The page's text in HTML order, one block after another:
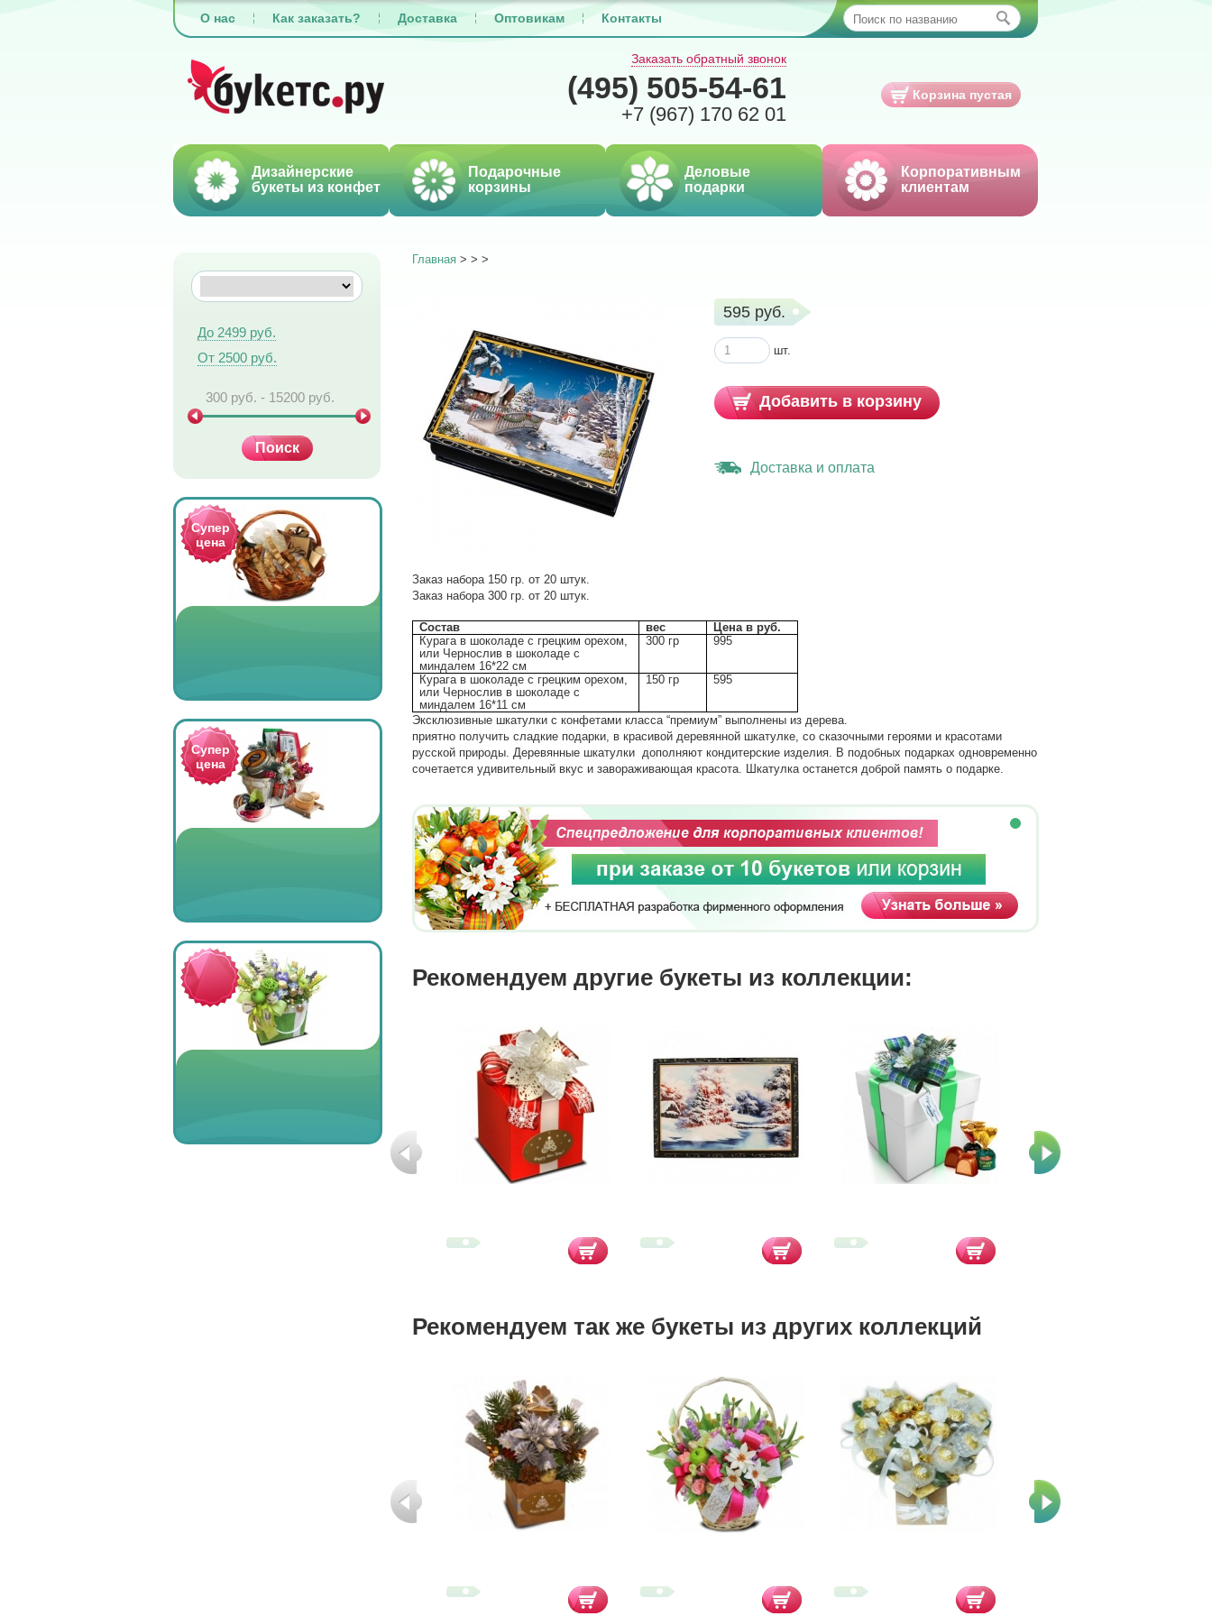
О нас Как заказать? Доставка Оптовикам Контакты
Заказать обратный звонок
(495) 505-54-61
+7 (967) 170 62 01
Корзина пустая
Дизайнерские
букеты из конфет
Подарочные
корзины
Деловые
подарки
Корпоративным
клиентам
До 2499 руб.
От 2500 руб.
Супер
цена
Супер
цена
Главная > > >
595 руб.
шт.
Добавить в корзину
Доставка и оплата
Заказ набора 150 гр. от 20 штук.
Заказ набора 300 гр. от 20 штук.
Состав вес
Цена в руб.
Курага в шоколаде с грецким орехом,
или Чернослив в шоколаде с
миндалем 16*22 см
300 гр 995
Курага в шоколаде с грецким орехом,
или Чернослив в шоколаде с
миндалем 16*11 см
150 гр 595
Эксклюзивные шкатулки с конфетами класса “премиум” выполнены из дерева.
приятно получить сладкие подарки, в красивой деревянной шкатулке, со сказочными героями и красотами
русской природы. Деревянные шкатулки дополняют кондитерские изделия. В подобных подарках одновременно
сочетается удивительный вкус и завораживающая красота. Шкатулка останется доброй память о подарке.
Рекомендуем другие букеты из коллекции:
Рекомендуем так же букеты из других коллекций